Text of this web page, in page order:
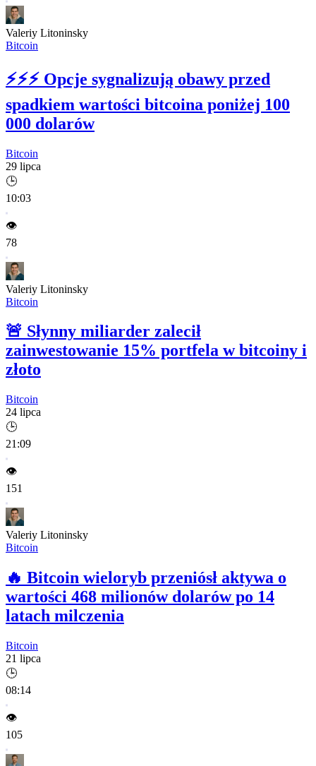
Valeriy Litoninsky
Bitcoin
⚡⚡⚡ Opcje sygnalizują obawy przed
spadkiem wartości bitcoina poniżej 100
000 dolarów
Bitcoin
29 lipca
🕒
10:03
👁️
78
Valeriy Litoninsky
Bitcoin
🚨 Słynny miliarder zalecił
zainwestowanie 15% portfela w bitcoiny i
złoto
Bitcoin
24 lipca
🕒
21:09
👁️
151
Valeriy Litoninsky
Bitcoin
🔥 Bitcoin wieloryb przeniósł aktywa o
wartości 468 milionów dolarów po 14
latach milczenia
Bitcoin
21 lipca
🕒
08:14
👁️
105